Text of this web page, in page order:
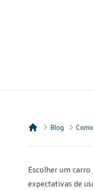
Blog
Escolher um carro
expectativas de